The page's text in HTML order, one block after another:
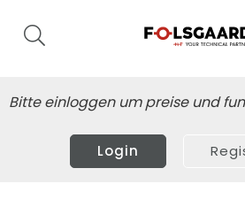
Bitte einloggen um preise und
Login